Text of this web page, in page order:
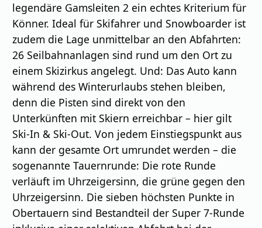
legendäre Gamsleiten 2 ein echtes Kriterium für
Könner. Ideal für Skifahrer und Snowboarder ist
zudem die Lage unmittelbar an den Abfahrten:
26 Seilbahnanlagen sind rund um den Ort zu
einem Skizirkus angelegt. Und: Das Auto kann
während des Winterurlaubs stehen bleiben,
denn die Pisten sind direkt von den
Unterkünften mit Skiern erreichbar – hier gilt
Ski-In & Ski-Out. Von jedem Einstiegspunkt aus
kann der gesamte Ort umrundet werden – die
sogenannte Tauernrunde: Die rote Runde
verläuft im Uhrzeigersinn, die grüne gegen den
Uhrzeigersinn. Die sieben höchsten Punkte in
Obertauern sind Bestandteil der Super 7-Runde